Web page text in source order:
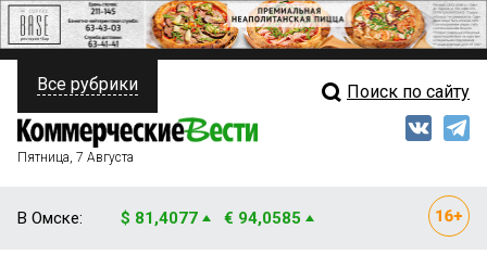
ПОЛИТИКА
ФИНАНСЫ
Свежий выпуск
Все рубрики Поиск по сайту
Пятница, 7 Августа
В Омске: $ 81,4077 € 94,0585